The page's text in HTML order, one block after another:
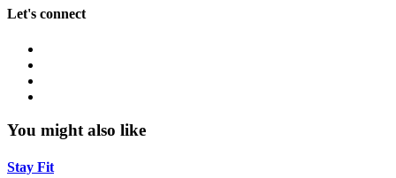
Let's connect
You might also like
Stay Fit